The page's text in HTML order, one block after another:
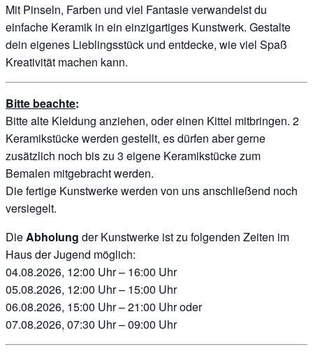
Mit Pinseln, Farben und viel Fantasie verwandelst du
einfache Keramik in ein einzigartiges Kunstwerk. Gestalte
dein eigenes Lieblingsstück und entdecke, wie viel Spaß
Kreativität machen kann.
Bitte beachte:
Bitte alte Kleidung anziehen, oder einen Kittel mitbringen. 2
Keramikstücke werden gestellt, es dürfen aber gerne
zusätzlich noch bis zu 3 eigene Keramikstücke zum
Bemalen mitgebracht werden.
Die fertige Kunstwerke werden von uns anschließend noch
versiegelt.
Die Abholung der Kunstwerke ist zu folgenden Zeiten im
Haus der Jugend möglich:
04.08.2026, 12:00 Uhr – 16:00 Uhr
05.08.2026, 12:00 Uhr – 15:00 Uhr
06.08.2026, 15:00 Uhr – 21:00 Uhr oder
07.08.2026, 07:30 Uhr – 09:00 Uhr